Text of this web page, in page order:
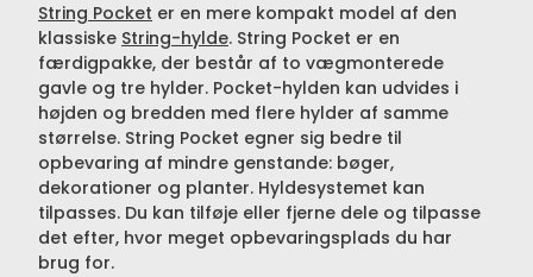
String Pocket er en mere kompakt model af den
klassiske String-hylde. String Pocket er en
færdigpakke, der består af to vægmonterede
gavle og tre hylder. Pocket-hylden kan udvides i
højden og bredden med flere hylder af samme
størrelse. String Pocket egner sig bedre til
opbevaring af mindre genstande: bøger,
dekorationer og planter. Hyldesystemet kan
tilpasses. Du kan tilføje eller fjerne dele og tilpasse
det efter, hvor meget opbevaringsplads du har
brug for.